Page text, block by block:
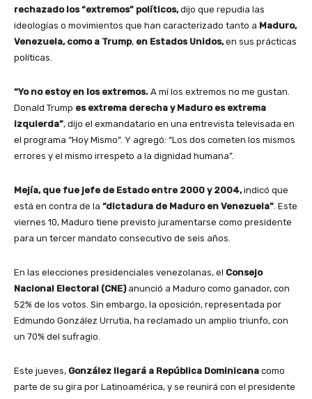
rechazado los “extremos” políticos,dijo que repudia las
ideologías o movimientos que han caracterizado tanto a Maduro,
Venezuela, como a Trump, en Estados Unidos,en sus prácticas
políticas.
“Yo no estoy en los extremos. A mí los extremos no me gustan.
Donald Trump es extrema derecha y Maduro es extrema
izquierda”, dijo el exmandatario en una entrevista televisada en
el programa “Hoy Mismo”. Y agregó: “Los dos cometen los mismos
errores y el mismo irrespeto a la dignidad humana”.
Mejía, que fue jefe de Estado entre 2000 y 2004,indicó que
está en contra de la “dictadura de Maduro en Venezuela”. Este
viernes 10, Maduro tiene previsto juramentarse como presidente
para un tercer mandato consecutivo de seis años.
En las elecciones presidenciales venezolanas, el Consejo
Nacional Electoral (CNE)anunció a Maduro como ganador, con
52% de los votos. Sin embargo, la oposición, representada por
Edmundo González Urrutia, ha reclamado un amplio triunfo, con
un 70% del sufragio.
Este jueves, González llegará a República Dominicana como
parte de su gira por Latinoamérica, y se reunirá con el presidente